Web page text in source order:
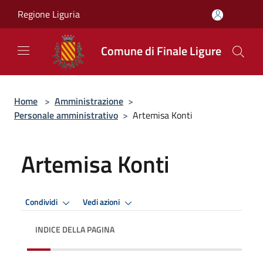
Regione Liguria
Comune di Finale Ligure
Home > Amministrazione >
Personale amministrativo > Artemisa Konti
Artemisa Konti
Condividi Vedi azioni
INDICE DELLA PAGINA